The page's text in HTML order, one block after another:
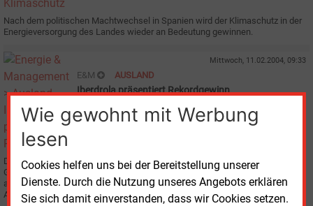
Wie gewohnt mit Werbung
lesen
Cookies helfen uns bei der Bereitstellung unserer
Dienste. Durch die Nutzung unseres Angebots erklären
Sie sich damit einverstanden, dass wir Cookies setzen.
Nach dem politischen Machtwechsel in Spanien wird der Klimaschutz in der
Energieversorgung des Landes wieder an Bedeutung gewinnen.
Mittwoch, 11.02.2004, 09:33
E&M AUSLAND
Iberdrola präsentiert Rekordgewinn
Der spanische Stromversorger Iberdrola SA aus Bilbao hat das
Geschäftsjahr 2003 mit einem Gewinnsprung von 10 Prozent
abgeschlossen. Gründe waren eine gestiegene Erzeugung und ein
Absatzplus.